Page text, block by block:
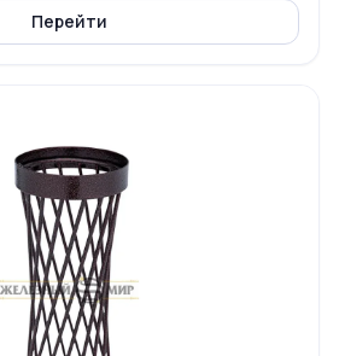
Перейти